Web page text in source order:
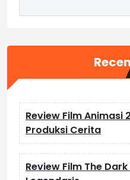
Review Film Animasi
Produksi Cerita
Review Film The